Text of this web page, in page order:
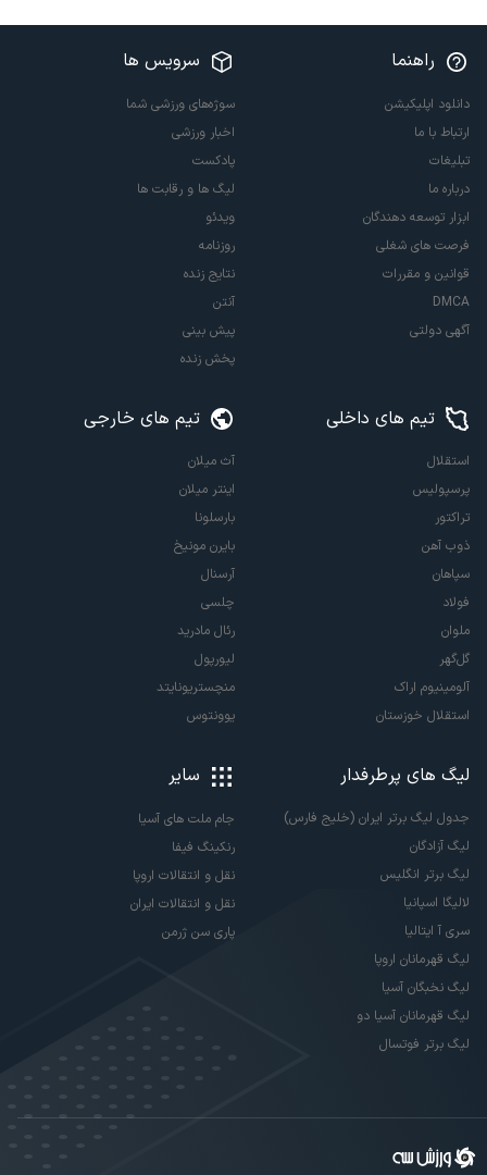
راهنما
دانلود اپلیکیشن
ارتباط با ما
تبلیغات
درباره ما
ابزار توسعه دهندگان
فرصت های شغلی
قوانین و مقررات
DMCA
آگهی دولتی
سرویس ها
سوژه‌های ورزشی شما
اخبار ورزشی
پادکست
لیگ ها و رقابت ها
ویدئو
روزنامه
نتایج زنده
آنتن
پیش بینی
پخش زنده
تیم های داخلی
استقلال
پرسپولیس
تراکتور
ذوب آهن
سپاهان
فولاد
ملوان
گل‌گهر
آلومینیوم اراک
استقلال خوزستان
تیم های خارجی
آث میلان
اینتر میلان
بارسلونا
بایرن مونیخ
آرسنال
چلسی
رئال مادرید
لیورپول
منچستریونایتد
یوونتوس
لیگ های پرطرفدار
جدول لیگ برتر ایران (خلیج فارس)
لیگ آزادگان
لیگ برتر انگلیس
لالیگا اسپانیا
سری آ ایتالیا
لیگ قهرمانان اروپا
لیگ نخبگان آسیا
لیگ قهرمانان آسیا دو
لیگ برتر فوتسال
سایر
جام ملت های آسیا
رنکینگ فیفا
نقل و انتقالات اروپا
نقل و انتقالات ایران
پاری سن ژرمن